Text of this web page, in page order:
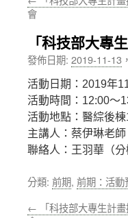
要
容
會
「科技部大專
發佈日期: 2019-11-13 ，
活動日期：2019年
活動時間：12:00～
活動地點：醫綜後
主講人：蔡伊琳老
聯絡人：王羽華（分
分類: 前期, 前期：活動
← 「科技部大專生計